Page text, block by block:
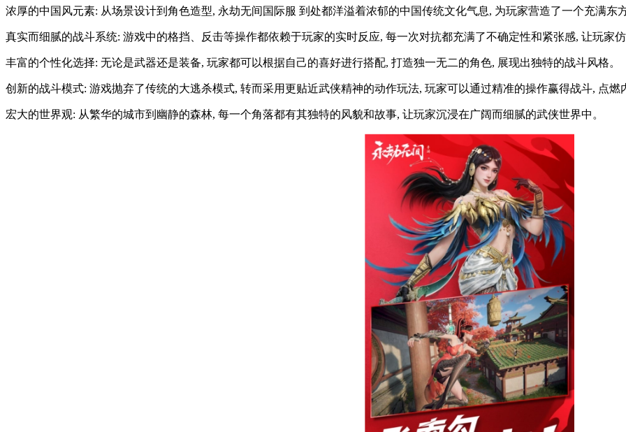
浓厚的中国风元素: 从场景设计到角色造型, 永劫无间国际服 到处都洋溢着浓郁的中国传统文化气息, 为玩家营造了一个充满东
真实而细腻的战斗系统: 游戏中的格挡、反击等操作都依赖于玩家的实时反应, 每一次对抗都充满了不确定性和紧张感, 让玩家
丰富的个性化选择: 无论是武器还是装备, 玩家都可以根据自己的喜好进行搭配, 打造独一无二的角色, 展现出独特的战斗风格。
创新的战斗模式: 游戏抛弃了传统的大逃杀模式, 转而采用更贴近武侠精神的动作玩法, 玩家可以通过精准的操作赢得战斗, 点燃
宏大的世界观: 从繁华的城市到幽静的森林, 每一个角落都有其独特的风貌和故事, 让玩家沉浸在广阔而细腻的武侠世界中。